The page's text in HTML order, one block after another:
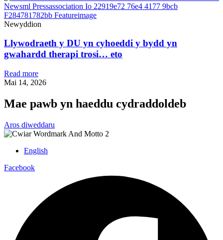
Newyddion
Llywodraeth y DU yn cyhoeddi y bydd yn
gwahardd therapi trosi… eto
Read more
Mai 14, 2026
Mae pawb yn haeddu cydraddoldeb
Aros diweddaru
English
Facebook